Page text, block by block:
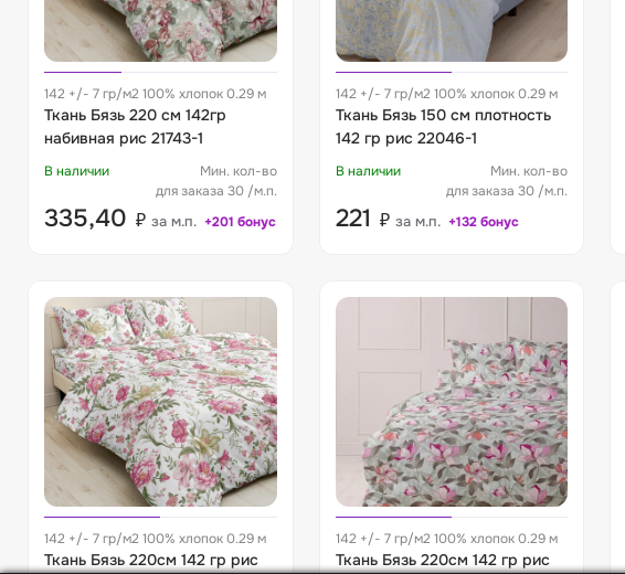
142 +/- 7 гр/м2 100% хлопок 0.29 м
Ткань Бязь 220 см 142гр
набивная рис 21743-1
В наличии
Мин. кол-во
для заказа 30 /м.п.
335,40 ₽ за м.п. +201 бонус
142 +/- 7 гр/м2 100% хлопок 0.29 м
Ткань Бязь 150 см плотность
142 гр рис 22046-1
В наличии
Мин. кол-во
для заказа 30 /м.п.
221 ₽ за м.п. +132 бонус
142 +/- 7 гр/м2 100% хлопок 0.29 м
Ткань Бязь 220см 142 гр рис
142 +/- 7 гр/м2 100% хлопок 0.29 м
Ткань Бязь 220см 142 гр рис